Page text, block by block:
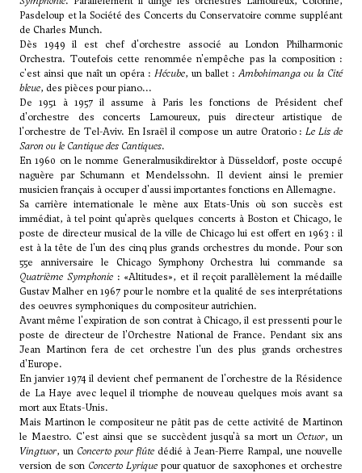
Pasdeloup et la Société des Concerts du Conservatoire comme suppléant
de Charles Munch.
Dès 1949 il est chef d'orchestre associé au London Philharmonic
Orchestra. Toutefois cette renommée n'empêche pas la composition :
c'est ainsi que naît un opéra : Hécube, un ballet :Ambohimanga ou la Cité
bleue, des pièces pour piano...
De 1951 à 1957 il assume à Paris les fonctions de Président chef
d'orchestre des concerts Lamoureux, puis directeur artistique de
l'orchestre de Tel-Aviv. En Israël il compose un autre Oratorio :Le Lis de
Saron ou le Cantique des Cantiques.
En 1960 on le nomme Generalmusikdirektor à Düsseldorf, poste occupé
naguère par Schumann et Mendelssohn. Il devient ainsi le premier
musicien français à occuper d'aussi importantes fonctions en Allemagne.
Sa carrière internationale le mène aux Etats-Unis où son succès est
immédiat, à tel point qu'après quelques concerts à Boston et Chicago, le
poste de directeur musical de la ville de Chicago lui est offert en 1963 : il
est à la tête de l'un des cinq plus grands orchestres du monde. Pour son
55e anniversaire le Chicago Symphony Orchestra lui commande sa
Quatrième Symphonie: «Altitudes», et il reçoit parallèlement la médaille
Gustav Malher en 1967 pour le nombre et la qualité de ses interprétations
des oeuvres symphoniques du compositeur autrichien.
Avant même l'expiration de son contrat à Chicago, il est pressenti pour le
poste de directeur de l'Orchestre National de France. Pendant six ans
Jean Martinon fera de cet orchestre l'un des plus grands orchestres
d'Europe.
En janvier 1974 il devient chef permanent de l'orchestre de la Résidence
de La Haye avec lequel il triomphe de nouveau quelques mois avant sa
mort aux Etats-Unis.
Mais Martinon le compositeur ne pâtit pas de cette activité de Martinon
le Maestro. C'est ainsi que se succèdent jusqu'à sa mort un Octuor, un
Vingtuor, un Concerto pour flûte dédié à Jean-Pierre Rampal, une nouvelle
version de son Concerto Lyriquepour quatuor de saxophones et orchestre